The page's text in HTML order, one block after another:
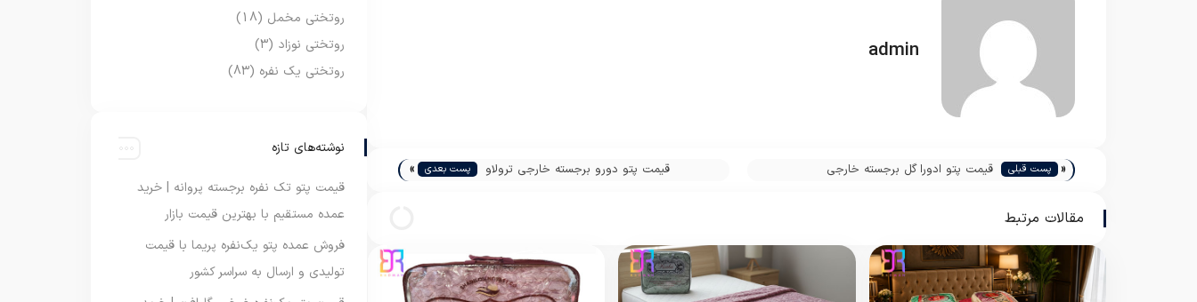
admin
« پست قبلی قیمت پتو ادورا گل برجسته خارجی قیمت پتو دورو برجسته خارجی ترولاو پست بعدی »
مقالات مرتبط
روتختی مخمل (18)
روتختی نوزاد (3)
روتختی یک نفره (83)
نوشته‌های تازه
قیمت پتو تک نفره برجسته پروانه | خرید
عمده مستقیم با بهترین قیمت بازار
فروش عمده پتو یک‌نفره پریما با قیمت
تولیدی و ارسال به سراسر کشور